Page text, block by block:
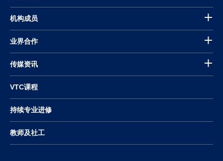
机构成员
业界合作
传媒资讯
VTC课程
持续专业进修
教师及社工